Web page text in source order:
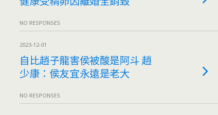
NO RESPONSES
2023-12-01
自比趙子龍害侯被酸是阿斗 趙
少康：侯友宜永遠是老大
NO RESPONSES